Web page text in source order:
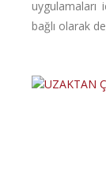
uygulamaları
bağlı olarak